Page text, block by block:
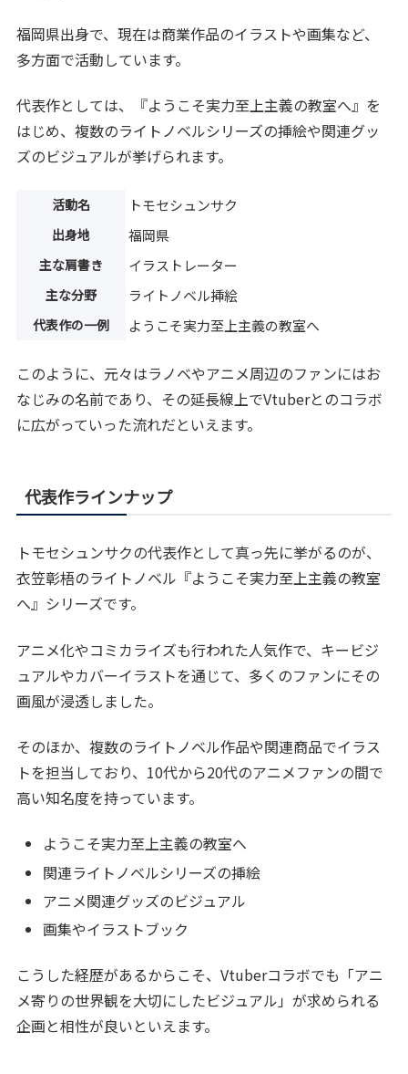
福岡県出身で、現在は商業作品のイラストや画集など、
多方面で活動しています。
代表作としては、『ようこそ実力至上主義の教室へ』を
はじめ、複数のライトノベルシリーズの挿絵や関連グッ
ズのビジュアルが挙げられます。
活動名 トモセシュンサク
出身地 福岡県
主な肩書き イラストレーター
主な分野 ライトノベル挿絵
代表作の一例 ようこそ実力至上主義の教室へ
このように、元々はラノベやアニメ周辺のファンにはお
なじみの名前であり、その延長線上でVtuberとのコラボ
に広がっていった流れだといえます。
代表作ラインナップ
トモセシュンサクの代表作として真っ先に挙がるのが、
衣笠彰梧のライトノベル『ようこそ実力至上主義の教室
へ』シリーズです。
アニメ化やコミカライズも行われた人気作で、キービジ
ュアルやカバーイラストを通じて、多くのファンにその
画風が浸透しました。
そのほか、複数のライトノベル作品や関連商品でイラス
トを担当しており、10代から20代のアニメファンの間で
高い知名度を持っています。
ようこそ実力至上主義の教室へ
関連ライトノベルシリーズの挿絵
アニメ関連グッズのビジュアル
画集やイラストブック
こうした経歴があるからこそ、Vtuberコラボでも「アニ
メ寄りの世界観を大切にしたビジュアル」が求められる
企画と相性が良いといえます。